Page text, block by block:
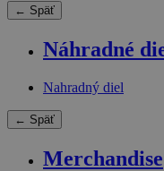
← Späť
Náhradné
Nahradný diel
← Späť
Merchandise